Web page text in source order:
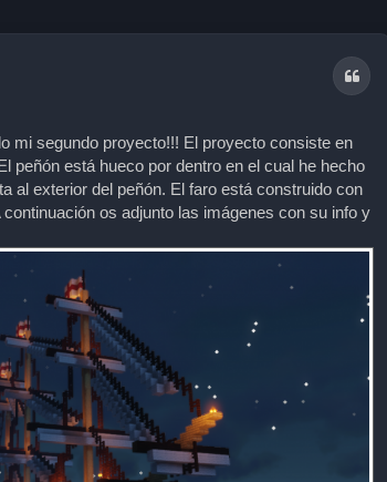
Citar
mi segundo proyecto!!! El proyecto consiste en
peñón está hueco por dentro en el cual he hecho
al exterior del peñón. El faro está construido con
os adjunto las imágenes con su info y